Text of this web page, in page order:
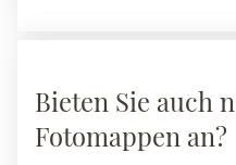
Bieten Sie auch
Fotomappen an?